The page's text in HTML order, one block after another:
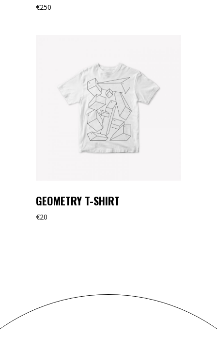
€250
GEOMETRY T-SHIRT
€20